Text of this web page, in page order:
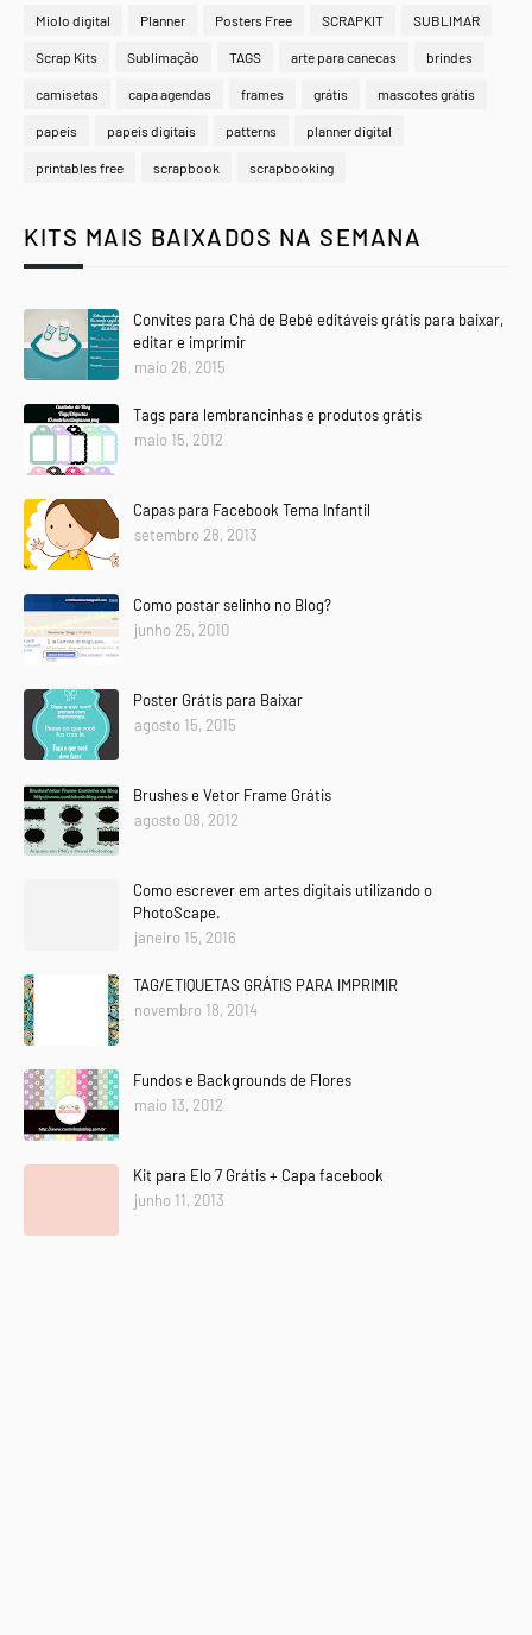
Miolo digital Planner Posters Free SCRAPKIT SUBLIMAR
Scrap Kits Sublimação TAGS arte para canecas brindes
camisetas capa agendas frames grátis mascotes grátis
papeis papeis digitais patterns planner digital
printables free scrapbook scrapbooking
KITS MAIS BAIXADOS NA SEMANA
Convites para Chá de Bebê editáveis grátis para baixar,
editar e imprimir
maio 26, 2015
Tags para lembrancinhas e produtos grátis
maio 15, 2012
Capas para Facebook Tema Infantil
setembro 28, 2013
Como postar selinho no Blog?
junho 25, 2010
Poster Grátis para Baixar
agosto 15, 2015
Brushes e Vetor Frame Grátis
agosto 08, 2012
Como escrever em artes digitais utilizando o
PhotoScape.
janeiro 15, 2016
TAG/ETIQUETAS GRÁTIS PARA IMPRIMIR
novembro 18, 2014
Fundos e Backgrounds de Flores
maio 13, 2012
Kit para Elo 7 Grátis + Capa facebook
junho 11, 2013